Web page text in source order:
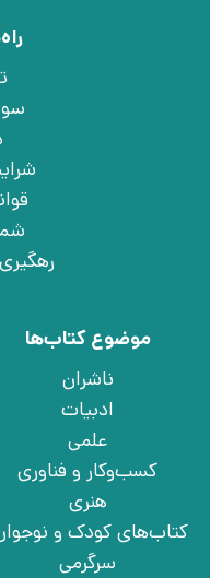
موضوع کتاب‌ها
ناشران
ادبیات
علمی
کسب‌وکار و فناوری
هنری
کتاب‌های کودک و
سرگرمی